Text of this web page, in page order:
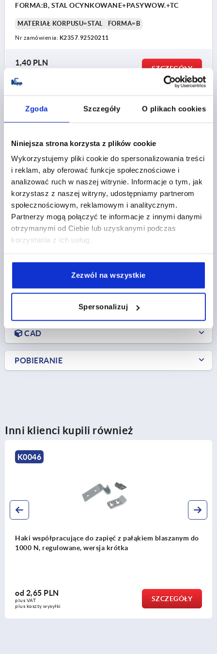
Zgoda Szczegóły O plikach cookies
Niniejsza strona korzysta z plików cookie
Wykorzystujemy pliki cookie do spersonalizowania treści
i reklam, aby oferować funkcje społecznościowe i
analizować ruch w naszej witrynie. Informacje o tym, jak
korzystasz z naszej witryny, udostępniamy partnerom
społecznościowym, reklamowym i analitycznym.
Partnerzy mogą połączyć te informacje z innymi danymi
otrzymanymi od Ciebie lub uzyskanymi podczas
korzystania z ich usług.
Zezwól na wszystkie
Spersonalizuj
FORMA:B, STAL OCYNKOWANE+PASYWOW.+TC
MATERIAŁ KORPUSU=STAL FORMA=B
Nr zamówienia: K2357.92520211
1,40 PLN
SZCZEGÓŁY
K2357 B
HAK DO ZAPIĘCIA NAPINAJĄCEGO, Z KABLAKIEM,
FORMA:B, STAL NIERDZEWNA 1.4301 Z POLYSKIEM
MATERIAŁ KORPUSU=STAL NIERDZEWNA FORMA=B
Nr zamówienia:K2357.92520212
SZCZEGÓŁY PRODUKTU
CAD
POBIERANIE
Inni klienci kupili również
z pałąkiem blaszanym do
krótka
Hak współpracujący do
od
plus VAT
plus koszty wysyłki